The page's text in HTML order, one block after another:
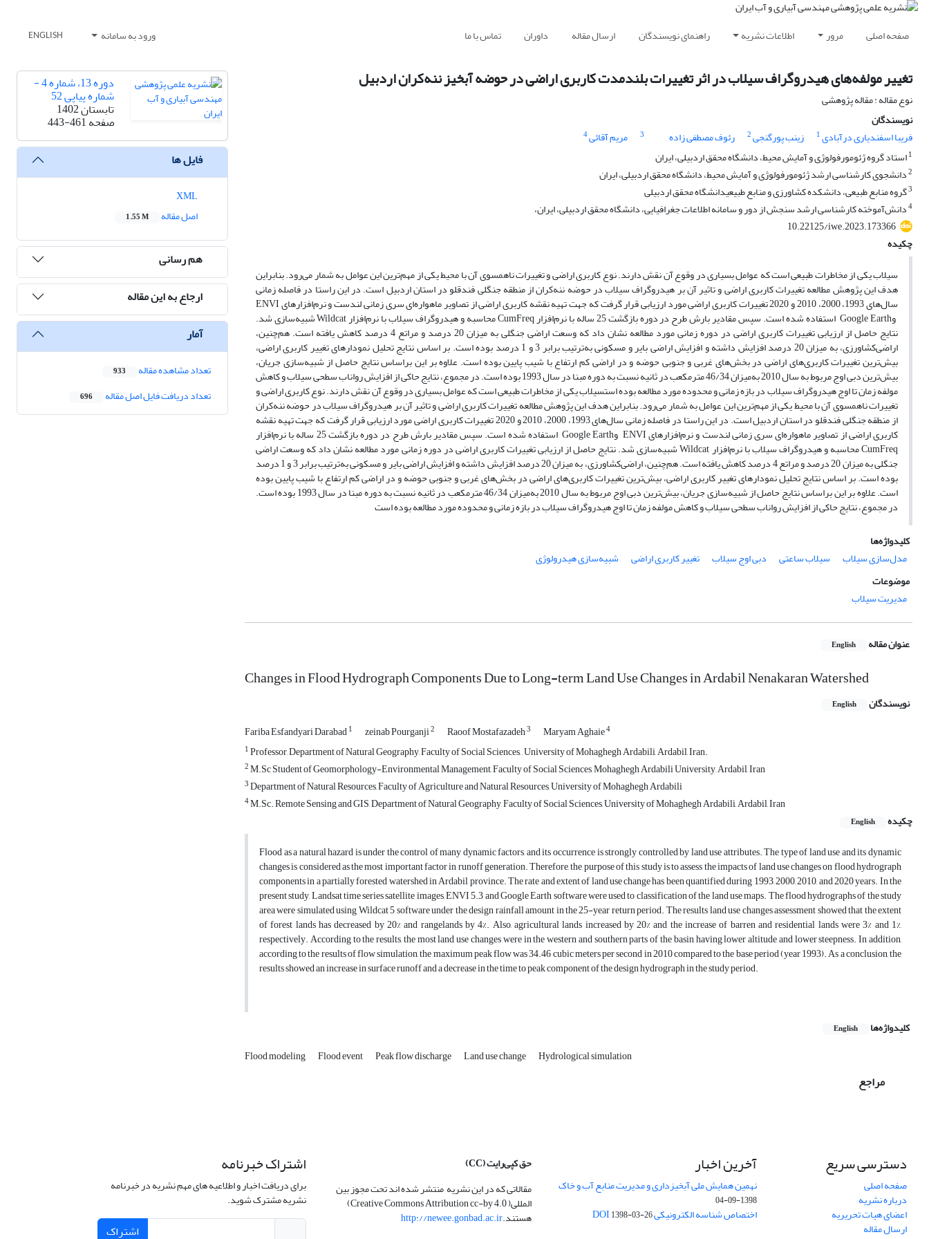
صفحه اصلی مرور اطلاعات نشریه راهنمای نویسندگان ارسال مقاله داوران تماس با ما ورود به سامانه ENGLISH
تغییر مولفه‌های هیدروگراف سیلاب در اثر تغییرات بلندمدت کاربری اراضی در حوضه آبخیز ننه‌کران اردبیل
نوع مقاله : مقاله پژوهشی
نویسندگان
فریبا اسفندیاری‌ درآبادی1 زینب پورگنجی2 رئوف مصطفی زاده 3 مریم آقائی4
1استاد گروه ژئومورفولوژی و آمایش محیط، دانشگاه محقق اردبیلی، ایران
2دانشجوی کارشناسی ارشد ژئومورفولوژی و آمایش محیط، دانشگاه محقق اردبیلی، ایران
3گروه منابع طبیعی، دانشکده کشاورزی و منابع طبیعیدانشگاه محقق اردبیلی
4دانش‌آموخته کارشناسی ارشد سنجش از دور و سامانه اطلاعات جغرافیایی، دانشگاه محقق اردبیلی، ایران،
10.22125/iwe.2023.173366
چکیده
سیلاب یکی از مخاطرات طبیعی است که عوامل بسیاری در وقوع آن نقش دارند. نوع کاربری اراضی و تغییرات ناهمسوی آن با محیط یکی از مهم‌ترین این عوامل به شمار می‌رود. بنابراین
هدف این پژوهش مطالعه تغییرات کاربری اراضی و تاثیر آن بر هیدروگراف سیلاب در حوضه ننه‌کران از منطقه جنگلی فندقلو در استان اردبیل است. در این راستا در فاصله زمانی
سال‌های 1993، 2000، 2010 و 2020 تغییرات کاربری اراضی مورد ارزیابی قرار گرفت که جهت تهیه نقشه کاربری اراضی از تصاویر ماهواره‌ای سری زمانی لندست و نرم‌افزارهای ENVI
وGoogle Earth استفاده شده است. سپس مقادیر بارش طرح در دوره بازگشت 25 ساله با نرم‌افزار CumFreq محاسبه و هیدروگراف سیلاب با نرم‌افزار Wildcat شبیه‌سازی شد.
نتایج حاصل از ارزیابی تغییرات کاربری اراضی در دوره زمانی مورد مطالعه نشان داد که وسعت اراضی جنگلی به میزان 20 درصد و مراتع 4 درصد کاهش یافته است. هم‌چنین،
اراضی‌کشاورزی، به میزان 20 درصد افزایش داشته و افزایش اراضی بایر و مسکونی به‌ترتیب برابر 3 و 1 درصد بوده است. بر اساس نتایج تحلیل نمودارهای تغییر کاربری اراضی،
بیش‌ترین تغییرات کاربری‌های اراضی در بخش‌های غربی و جنوبی حوضه و در اراضی کم ارتفاع با شیب پایین بوده است. علاوه بر این براساس نتایج حاصل از شبیه‌سازی جریان،
بیش‌ترین دبی اوج مربوط به سال 2010 به‌میزان 46/34 مترمکعب در ثانیه نسبت به دوره مبنا در سال 1993 بوده است. در مجموع، نتایج حاکی از افزایش رواناب سطحی سیلاب و کاهش
مولفه‌ زمان تا اوج هیدروگراف سیلاب در بازه زمانی و محدوده مورد مطالعه بوده استسیلاب یکی از مخاطرات طبیعی است که عوامل بسیاری در وقوع آن نقش دارند. نوع کاربری اراضی و
تغییرات ناهمسوی آن با محیط یکی از مهم‌ترین این عوامل به شمار می‌رود. بنابراین هدف این پژوهش مطالعه تغییرات کاربری اراضی و تاثیر آن بر هیدروگراف سیلاب در حوضه ننه‌کران
از منطقه جنگلی فندقلو در استان اردبیل است. در این راستا در فاصله زمانی سال‌های 1993، 2000، 2010 و 2020 تغییرات کاربری اراضی مورد ارزیابی قرار گرفت که جهت تهیه نقشه
کاربری اراضی از تصاویر ماهواره‌ای سری زمانی لندست و نرم‌افزارهای ENVI وGoogle Earth استفاده شده است. سپس مقادیر بارش طرح در دوره بازگشت 25 ساله با نرم‌افزار
CumFreq محاسبه و هیدروگراف سیلاب با نرم‌افزار Wildcat شبیه‌سازی شد. نتایج حاصل از ارزیابی تغییرات کاربری اراضی در دوره زمانی مورد مطالعه نشان داد که وسعت اراضی
جنگلی به میزان 20 درصد و مراتع 4 درصد کاهش یافته است. هم‌چنین، اراضی‌کشاورزی، به میزان 20 درصد افزایش داشته و افزایش اراضی بایر و مسکونی به‌ترتیب برابر 3 و 1 درصد
بوده است. بر اساس نتایج تحلیل نمودارهای تغییر کاربری اراضی، بیش‌ترین تغییرات کاربری‌های اراضی در بخش‌های غربی و جنوبی حوضه و در اراضی کم ارتفاع با شیب پایین بوده
است. علاوه بر این براساس نتایج حاصل از شبیه‌سازی جریان، بیش‌ترین دبی اوج مربوط به سال 2010 به‌میزان 46/34 مترمکعب در ثانیه نسبت به دوره مبنا در سال 1993 بوده است.
در مجموع، نتایج حاکی از افزایش رواناب سطحی سیلاب و کاهش مولفه‌ زمان تا اوج هیدروگراف سیلاب در بازه زمانی و محدوده مورد مطالعه بوده است
کلیدواژه‌ها
مدل‌سازی سیلاب
سیلاب ساعتی دبی اوج سیلاب تغییر کاربری اراضی
شبیه‌سازی هیدرولوژی
موضوعات
مدیریت سیلاب
عنوان مقاله English
Changes in Flood Hydrograph Components Due to Long-term Land Use Changes in Ardabil Nenakaran Watershed
نویسندگان English
Fariba Esfandyari Darabad1 zeinab Pourganji2 Raoof Mostafazadeh3 Maryam Aghaie4
1Professor, Department of Natural Geography, Faculty of Social Sciences, , University of Mohaghegh Ardabili, Ardabil, Iran.
2M.Sc Student of Geomorphology-Environmental Management, Faculty of Social Sciences, Mohaghegh Ardabili University, Ardabil, Iran
3Department of Natural Resources, Faculty of Agriculture and Natural Resources, University of Mohaghegh Ardabili
4M.Sc. Remote Sensing and GIS, Department of Natural Geography, Faculty of Social Sciences, University of Mohaghegh Ardabili, Ardabil, Iran
چکیده
English
Flood as a natural hazard is under the control of many dynamic factors, and its occurrence is strongly controlled by land use attributes. The type of land use and its dynamic
changes is considered as the most important factor in runoff generation. Therefore, the purpose of this study is to assess the impacts of land use changes on flood hydrograph
components in a partially forested watershed in Ardabil province. The rate and extent of land use change has been quantified during 1993, 2000, 2010, and 2020 years. In the
present study, Landsat time series satellite images, ENVI 5.3 and Google Earth software were used to classification of the land use maps. The flood hydrographs of the study
area were simulated using Wildcat 5 software under the design rainfall amount in the 25-year return period. The results land use changes assessment showed that the extent
of forest lands has decreased by 20% and rangelands by 4%. Also, agricultural lands increased by 20% and the increase of barren and residential lands were 3% and 1%,
respectively. According to the results, the most land use changes were in the western and southern parts of the basin having lower altitude and lower steepness. In addition,
according to the results of flow simulation, the maximum peak flow was 34.46 cubic meters per second in 2010 compared to the base period (year 1993). As a conclusion, the
results showed an increase in surface runoff and a decrease in the time to peak component of the design hydrograph in the study period.
کلیدواژه‌ها English
Flood modeling Flood event Peak flow discharge Land use change Hydrological simulation
مراجع
دوره 13، شماره 4 -
شماره پیاپی 52
تابستان 1402
صفحه443-461
فایل ها
اصل مقاله
1.55 M
هم رسانی
ارجاع به این مقاله
آمار
تعداد مشاهده مقاله 933
تعداد دریافت فایل اصل مقاله 696
دسترسی سریع
صفحه اصلی
درباره نشریه
اعضای هیات تحریریه
ارسال مقاله
آخرین اخبار
نهمین همایش ملی آبخیزداری و مدیریت منابع آب و خاک
1398-09-04
اختصاص شناسه الکترونیکی DOI1398-03-26
حق کپی‌رایت(CC)
مقالاتی که در این نشریه منتشر شده اند تحت مجوز بین
المللی( Creative Commons Attribution cc-by 4.0)
هستند.http://newee.gonbad.ac.ir
اشتراک خبرنامه
برای دریافت اخبار و اطلاعیه های مهم نشریه در خبرنامه
نشریه مشترک شوید.
اشتراک